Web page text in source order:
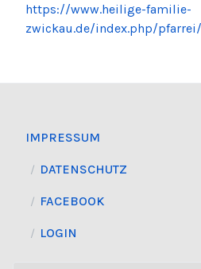
https://www.heilige-familie-
zwickau.de/index.php/
IMPRESSUM
DATENSCHUTZ
FACEBOOK
LOGIN